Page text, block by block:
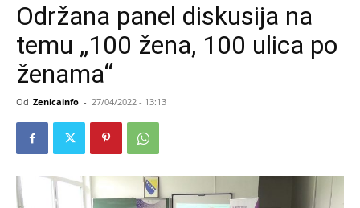
Održana panel diskusija na
temu „100 žena, 100 ulica po
ženama“
Od Zenicainfo - 27/04/2022 - 13:13